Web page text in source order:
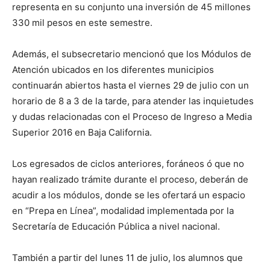
representa en su conjunto una inversión de 45 millones
330 mil pesos en este semestre.
Además, el subsecretario mencionó que los Módulos de
Atención ubicados en los diferentes municipios
continuarán abiertos hasta el viernes 29 de julio con un
horario de 8 a 3 de la tarde, para atender las inquietudes
y dudas relacionadas con el Proceso de Ingreso a Media
Superior 2016 en Baja California.
Los egresados de ciclos anteriores, foráneos ó que no
hayan realizado trámite durante el proceso, deberán de
acudir a los módulos, donde se les ofertará un espacio
en “Prepa en Línea”, modalidad implementada por la
Secretaría de Educación Pública a nivel nacional.
También a partir del lunes 11 de julio, los alumnos que